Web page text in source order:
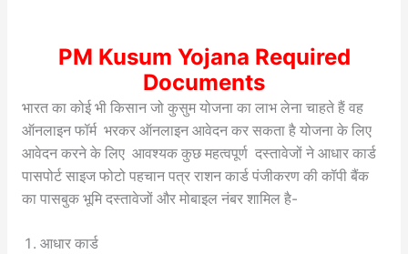
PM Kusum Yojana Required
Documents
भारत का कोई भी किसान जो कुसुम योजना का लाभ लेना चाहते हैं वह
ऑनलाइन फॉर्म भरकर ऑनलाइन आवेदन कर सकता है योजना के लिए
आवेदन करने के लिए आवश्यक कुछ महत्वपूर्ण दस्तावेजों ने आधार कार्ड
पासपोर्ट साइज फोटो पहचान पत्र राशन कार्ड पंजीकरण की कॉपी बैंक
का पासबुक भूमि दस्तावेजों और मोबाइल नंबर शामिल है-
आधार कार्ड